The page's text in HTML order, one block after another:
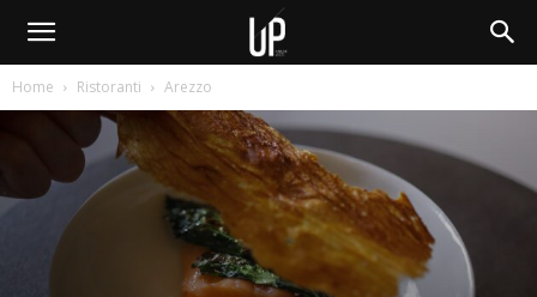
Home Ristoranti Arezzo